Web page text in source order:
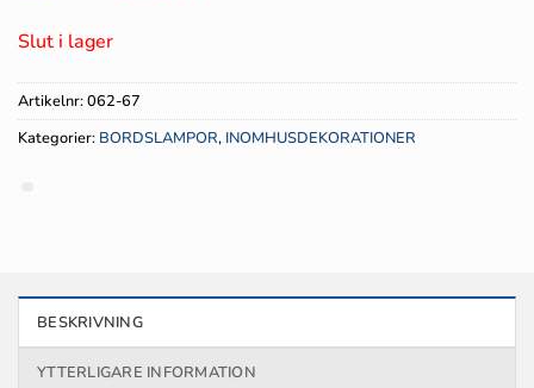
priset
var:
199 kr. 99.50 kr.
Slut i lager
Artikelnr:062-67
Kategorier: BORDSLAMPOR, INOMHUSDEKORATIONER
BESKRIVNING
YTTERLIGARE INFORMATION